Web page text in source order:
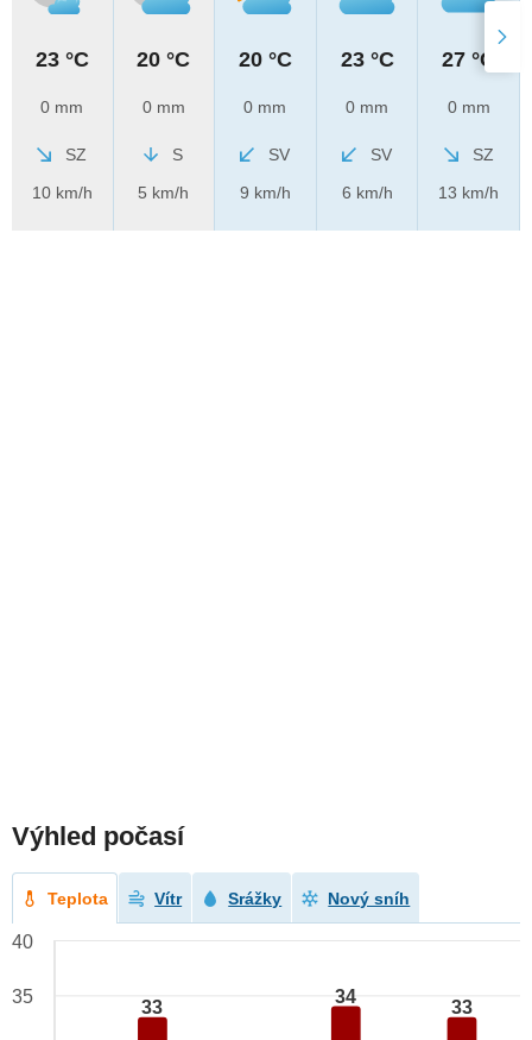
23 °C
0 mm
SZ
10 km/h
20 °C
0 mm
S
5 km/h
20 °C
0 mm
SV
9 km/h
23 °C
0 mm
SV
6 km/h
27 °C
0 mm
SZ
13 km/h
Výhled počasí
Teplota Vítr Srážky Nový sníh
33
34
33
40
35